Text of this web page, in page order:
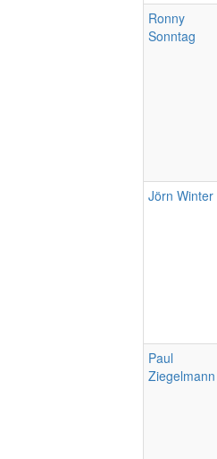
Ronny
Sonntag
Jörn Winter
Paul
Ziegelmann